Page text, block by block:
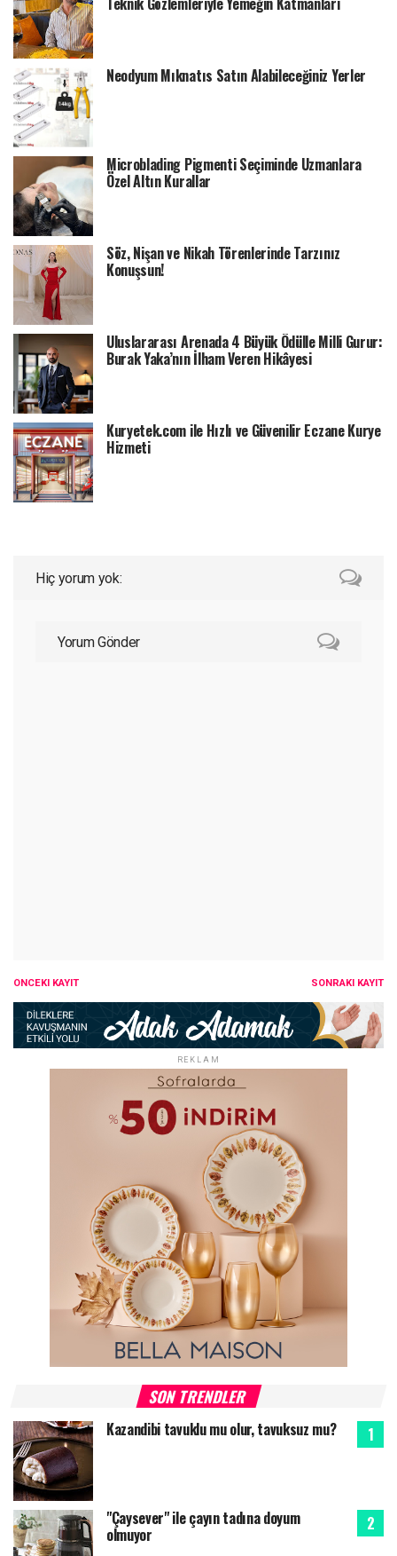
Neodyum Mıknatıs Satın Alabileceğiniz Yerler
Microblading Pigmenti Seçiminde Uzmanlara
Özel Altın Kurallar
Söz, Nişan ve Nikah Törenlerinde Tarzınız
Konuşsun!
Uluslararası Arenada 4 Büyük Ödülle Milli Gurur:
Burak Yaka’nın İlham Veren Hikâyesi
Kuryetek.com ile Hızlı ve Güvenilir Eczane Kurye
Hizmeti
Hiç yorum yok:
Yorum Gönder
SONRAKI KAYIT
ÖNCEKI KAYIT
REKLAM
SON TRENDLER
Kazandibi tavuklu mu olur, tavuksuz mu?
"Çaysever" ile çayın tadına doyum
olmuyor